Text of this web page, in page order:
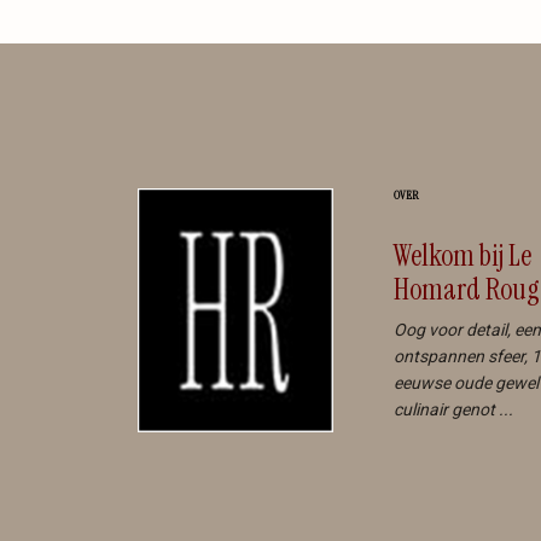
OVER
Welkom bij Le
Homard
Oog voor detail,
ontspannen sfeer,
eeuwse oude
culinair genot ...